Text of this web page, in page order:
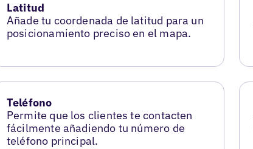
Latitud
Añade tu coordenada de latitud para un
posicionamiento preciso en el mapa.
Teléfono
Permite que los clientes te contacten
fácilmente añadiendo tu número de
teléfono principal.